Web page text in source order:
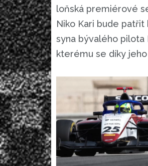
loňská premiérové
Niko Kari bude
syna bývalého pilota
kterému se díky